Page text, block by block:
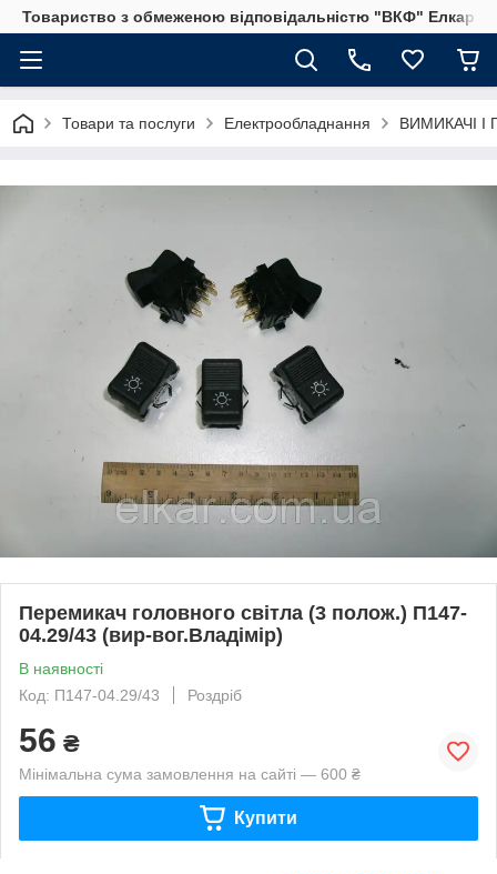
Товариство з обмеженою відповідальністю "ВКФ" Елкар"
Товари та послуги Електрообладнання ВИМИКАЧІ І
Перемикач головного світла (3 полож.) П147-
04.29/43 (вир-вог.Владімір)
В наявності
Код: П147-04.29/43
Роздріб
56 ₴
Мінімальна сума замовлення на сайті — 600 ₴
Купити